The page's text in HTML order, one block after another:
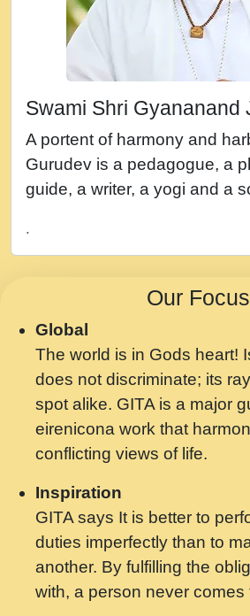
2018 - Rishikesh - Swami
Maharaj.mp3
न म गवद गपल गद फर, पयर महन
नह भरस रह लडडल... अपन खट
सहर चरण क .....mp3
बगड नसब कसन सवर तर बगर
shastri ji maharaj.mp3
Chahe Ram Ho Chahe Shyam
मझ अपन जवन बनन न आय, रठ
Shri ravinandan shastri ji
मन अशांत मंत्र जाप - गीता
Gyananand Ji Maharaj.mp3
मन बध लय परम वल कगन
Saawariya.mp3
मर गनय न अपरध लडडल शर
ravinandan shastri ji
मेरे मन हरी का ध्यान लगा - भजन
Rishikesh - Swami Gyananand
Swami Shri Gyananand
A portent of harmony and
Gurudev is a pedagogue, a
guide, a writer, a yogi and a
.
Our Focus
Global
The world is in Gods heart!
does not discriminate; its
spot alike. GITA is a major
eirenicona work that
conflicting views of life.
Inspiration
GITA says It is better to
duties imperfectly than to
another. By fulfilling the
with, a person never comes